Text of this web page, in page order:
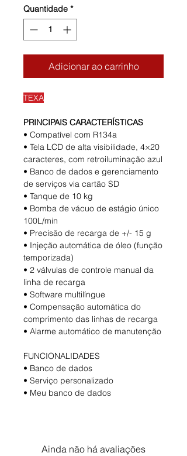
Quantidade *
Adicionar ao carrinho
TEXA
PRINCIPAIS CARACTERÍSTICAS
• Compatível com R134a
• Tela LCD de alta visibilidade, 4×20
caracteres, com retroiluminação azul
• Banco de dados e gerenciamento
de serviços via cartão SD
• Tanque de 10 kg
• Bomba de vácuo de estágio único
100L/min
• Precisão de recarga de +/- 15 g
• Injeção automática de óleo (função
temporizada)
• 2 válvulas de controle manual da
linha de recarga
• Software multilíngue
• Compensação automática do
comprimento das linhas de recarga
• Alarme automático de manutenção
FUNCIONALIDADES
• Banco de dados
• Serviço personalizado
• Meu banco de dados
Ainda não há avaliações